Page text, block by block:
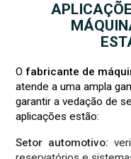
Ofabricante de
atende a uma ampla
garantir a vedação de
aplicações estão:
Setor automotivo: